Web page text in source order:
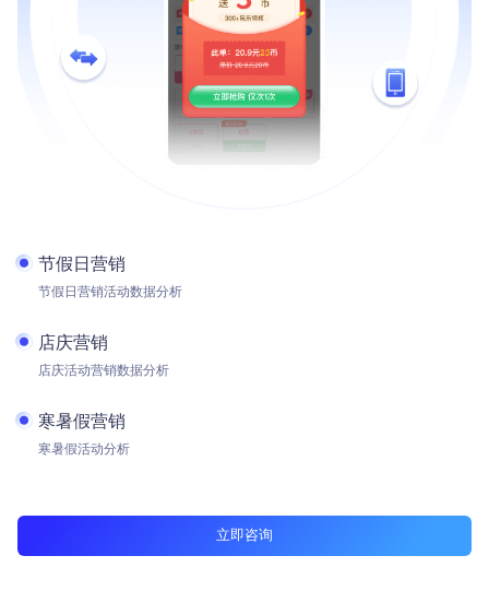
节假日营销
节假日营销活动数据分析
店庆营销
店庆活动营销数据分析
寒暑假营销
寒暑假活动分析
立即咨询